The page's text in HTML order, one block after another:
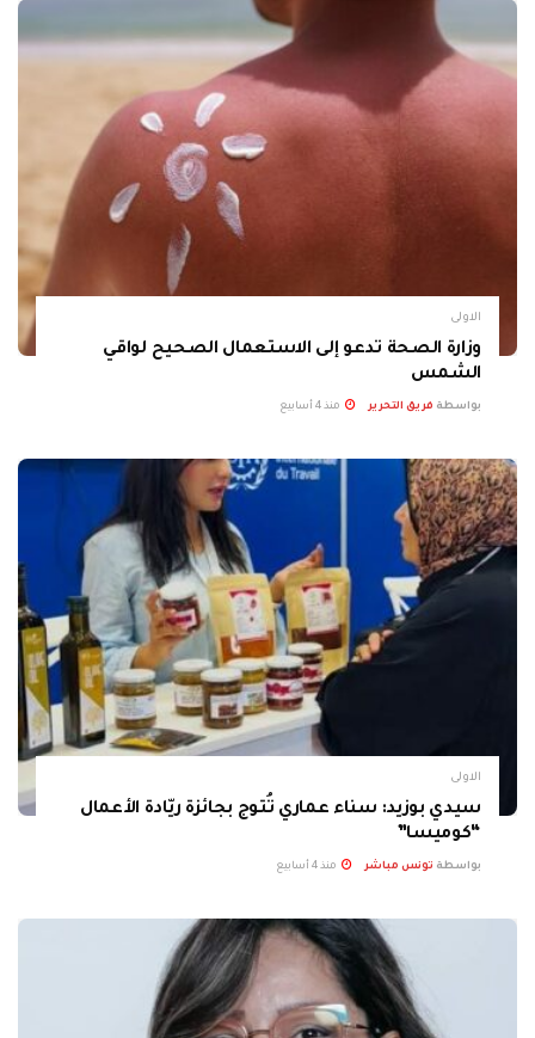
الاولى
وزارة الصحة تدعو إلى الاستعمال الصحيح لواقي
الشمس
بواسطة فريق التحرير منذ 4 أسابيع
الاولى
سيدي بوزيد: سناء عماري تُتوج بجائزة ريّادة الأعمال
“كوميسا”
بواسطة تونس مباشر منذ 4 أسابيع